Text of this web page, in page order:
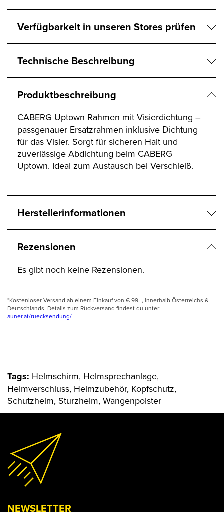
Verfügbarkeit in unseren Stores prüfen
Technische Beschreibung
Produktbeschreibung
CABERG Uptown Rahmen mit Visierdichtung –
passgenauer Ersatzrahmen inklusive Dichtung
für das Visier. Sorgt für sicheren Halt und
zuverlässige Abdichtung beim CABERG
Uptown. Ideal zum Austausch bei Verschleiß.
Herstellerinformationen
Rezensionen
Es gibt noch keine Rezensionen.
*Kostenloser Versand ab einem Einkauf von € 99,-, innerhalb Österreichs &
Deutschlands. Details zum Rückversand findest du unter:
auner.at/ruecksendung/
Tags: Helmschirm, Helmsprechanlage,
Helmverschluss, Helmzubehör, Kopfschutz,
Schutzhelm, Sturzhelm, Wangenpolster
NEWSLETTER